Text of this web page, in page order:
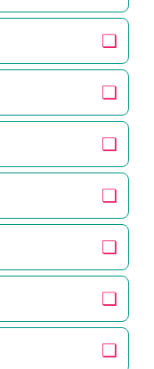
❏
❏
❏
❏
❏
❏
❏